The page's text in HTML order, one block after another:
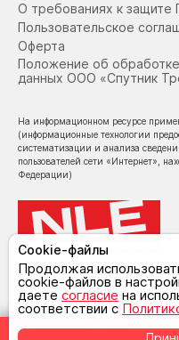
О требованиях к защите
Пользовательское
Оферта
Положение об
данных ООО «Спутник
© NoLimit Electronics
На информационном ресурсе
(информационные технологии
систематизации и анализа
пользователей сети «Интернет»,
Федерации)
Cookie-файлы
Продолжая
cookie-файлов в
даете согласие на
соответствии с